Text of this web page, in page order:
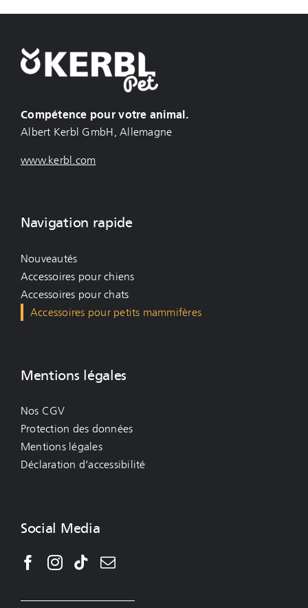
Compétence pour votre animal.
Albert Kerbl GmbH, Allemagne
www.kerbl.com
Navigation rapide
Nouveautés
Accessoires pour chiens
Accessoires pour chats
Accessoires pour petits mammifères
Mentions légales
Nos CGV
Protection des données
Mentions légales
Déclaration d’accessibilité
Social Media